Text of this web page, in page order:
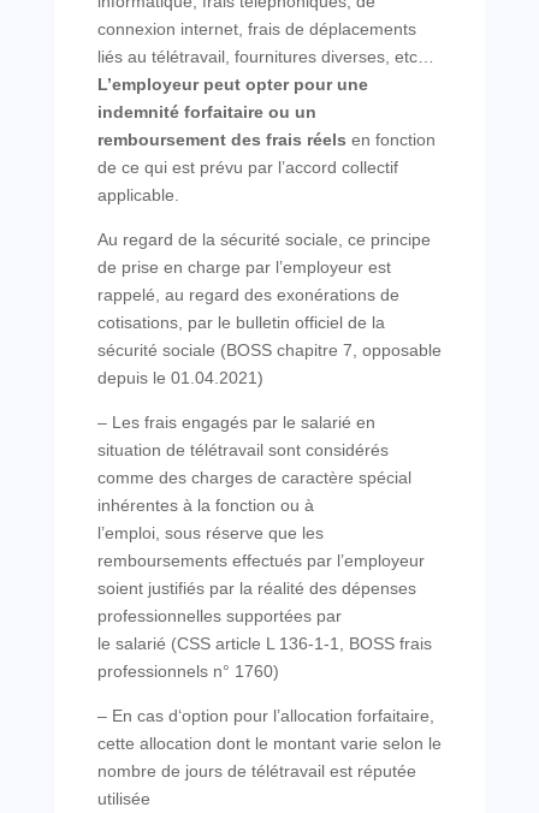
connexion internet, frais de déplacements
liés au télétravail, fournitures diverses, etc…
L’employeur peut opter pour une
indemnité forfaitaire ou un
remboursement des frais réels en fonction
de ce qui est prévu par l’accord collectif
applicable.
Au regard de la sécurité sociale, ce principe
de prise en charge par l’employeur est
rappelé, au regard des exonérations de
cotisations, par le bulletin officiel de la
sécurité sociale (BOSS chapitre 7, opposable
depuis le 01.04.2021)
– Les frais engagés par le salarié en
situation de télétravail sont considérés
comme des charges de caractère spécial
inhérentes à la fonction ou à
l’emploi, sous réserve que les
remboursements effectués par l’employeur
soient justifiés par la réalité des dépenses
professionnelles supportées par
le salarié (CSS article L 136-1-1, BOSS frais
professionnels n° 1760)
– En cas d‘option pour l’allocation forfaitaire,
cette allocation dont le montant varie selon le
nombre de jours de télétravail est réputée
utilisée